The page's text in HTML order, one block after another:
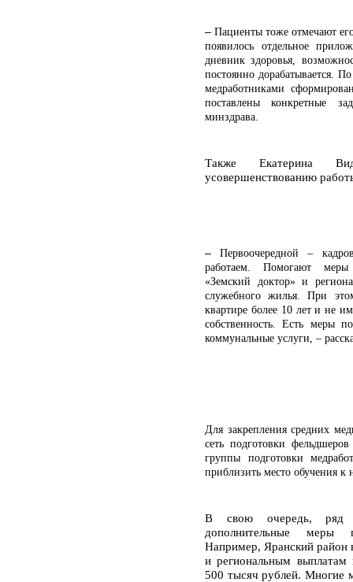
– Пациенты тоже отмечают
появилось отдельное
дневник здоровья,
постоянно дорабатывается.
медработниками
поставлены конкретные
минздрава.
Также Екатерина
усовершенствованию
–Первоочередной –
работаем. Помогают меры
«Земский доктор» и
служебного жилья. При
квартире более 10 лет и не
собственность. Есть меры
коммунальные услуги, –
Для закрепления средних
сеть подготовки
группы подготовки
приблизить место обучения к
В свою очередь, ряд
дополнительные меры
Например, Яранский
и региональным выплатам
500 тысяч рублей. Многие